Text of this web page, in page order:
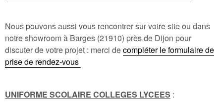
Nous pouvons aussi vous rencontrer sur votre site ou dans
notre showroom à Barges (21910) près de Dijon pour
discuter de votre projet : merci decompléter le formulaire de
prise de rendez-vous
UNIFORME SCOLAIRE COLLEGES LYCEES :